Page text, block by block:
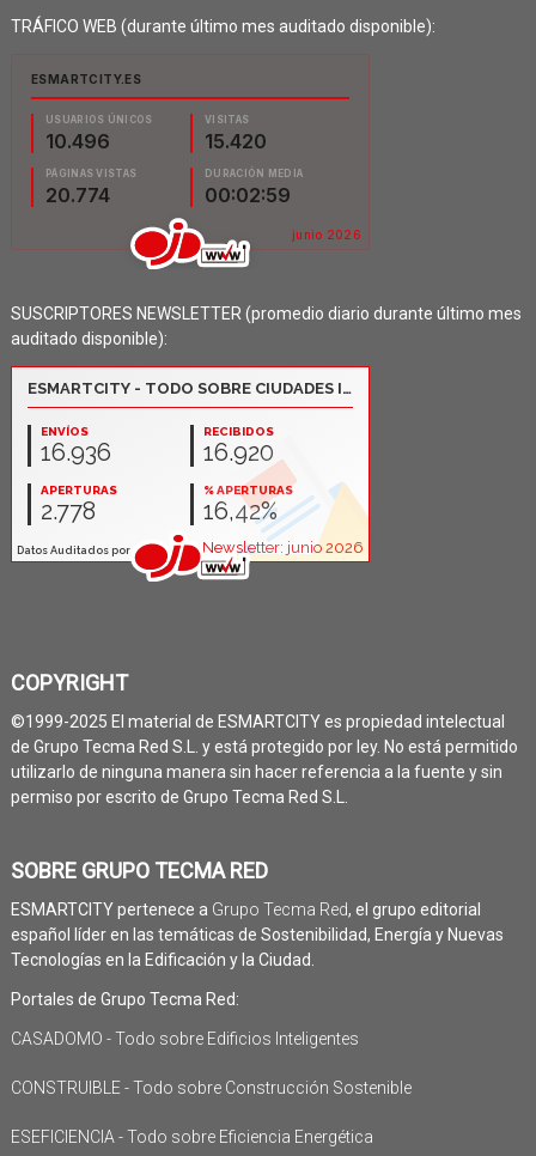
TRÁFICO WEB (durante último mes auditado disponible):
SUSCRIPTORES NEWSLETTER (promedio diario durante último mes
auditado disponible):
COPYRIGHT
©1999-2025 El material de ESMARTCITY es propiedad intelectual
de Grupo Tecma Red S.L. y está protegido por ley. No está permitido
utilizarlo de ninguna manera sin hacer referencia a la fuente y sin
permiso por escrito de Grupo Tecma Red S.L.
SOBRE GRUPO TECMA RED
ESMARTCITY pertenece a Grupo Tecma Red, el grupo editorial
español líder en las temáticas de Sostenibilidad, Energía y Nuevas
Tecnologías en la Edificación y la Ciudad.
Portales de Grupo Tecma Red:
CASADOMO - Todo sobre Edificios Inteligentes
CONSTRUIBLE - Todo sobre Construcción Sostenible
ESEFICIENCIA - Todo sobre Eficiencia Energética